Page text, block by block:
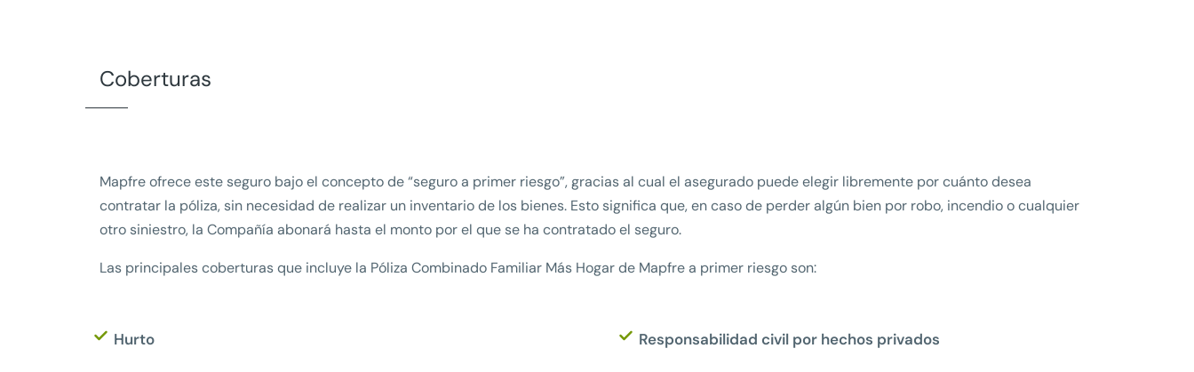
Coberturas
Mapfre ofrece este seguro bajo el concepto de “seguro a primer riesgo”, gracias al cual el asegurado puede elegir libremente por cuánto desea
contratar la póliza, sin necesidad de realizar un inventario de los bienes. Esto significa que, en caso de perder algún bien por robo, incendio o cualquier
otro siniestro, la Compañía abonará hasta el monto por el que se ha contratado el seguro.
Las principales coberturas que incluye la Póliza Combinado Familiar Más Hogar de Mapfre a primer riesgo son:
Hurto Responsabilidad civil por hechos privados